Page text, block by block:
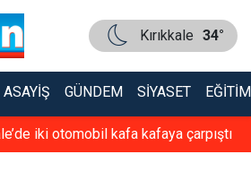
Kırıkkale 34°
ASAYIŞ GÜNDEM SIYASET EĞITIM
iki otomobil kafa kafaya çarpıştı